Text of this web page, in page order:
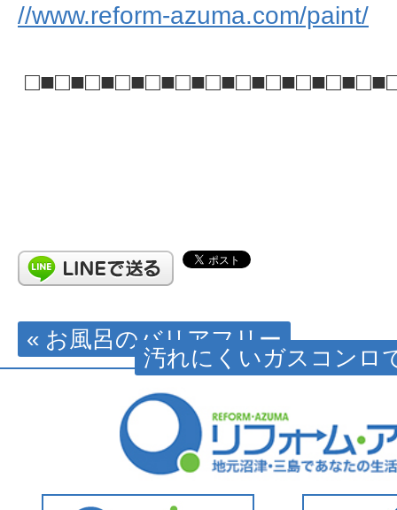
//www.reform-azuma.com/paint/
« お風呂のバリアフリー
汚れにくいガスコンロ